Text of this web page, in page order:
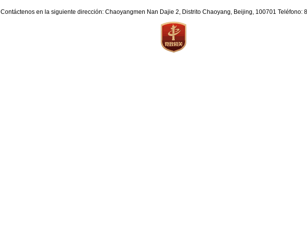
Contáctenos en la siguiente dirección: Chaoyangmen Nan Dajie 2, Distrito Chaoyang, Beijing, 100701 Teléfono: